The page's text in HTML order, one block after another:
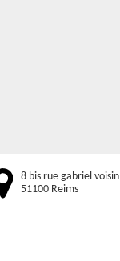
8 bis rue gabriel voisin
51100 Reims